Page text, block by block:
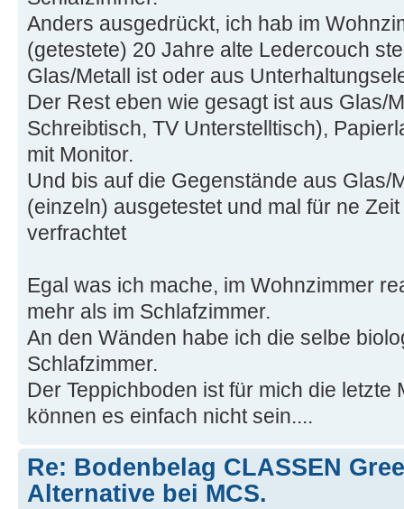
Anders ausgedrückt, ich hab im
(getestete) 20 Jahre alte Ledercouch
Glas/Metall ist oder aus
Der Rest eben wie gesagt ist aus Glas/
Schreibtisch, TV Unterstelltisch),
mit Monitor.
Und bis auf die Gegenstände aus Glas/
(einzeln) ausgetestet und mal für ne
verfrachtet
Egal was ich mache, im Wohnzimmer
mehr als im Schlafzimmer.
An den Wänden habe ich die selbe
Schlafzimmer.
Der Teppichboden ist für mich die
können es einfach nicht sein....
Re: Bodenbelag CLASSEN
Alternative bei MCS.